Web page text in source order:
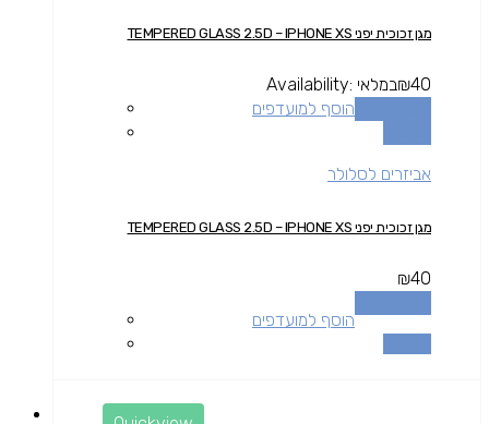
מגן זכוכית יפני TEMPERED GLASS 2.5D – IPHONE XS
₪40
Availability: במלאי
הוסף למועדפים
אביזרים לסלולר
מגן זכוכית יפני TEMPERED GLASS 2.5D – IPHONE XS
₪40
הוסף למועדפים